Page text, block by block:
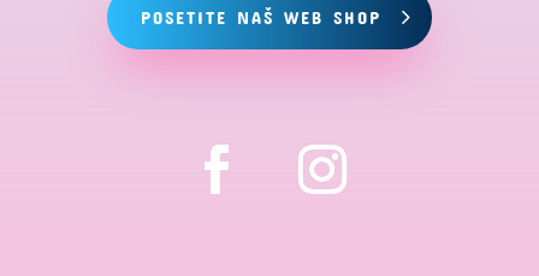
POSETITE NAŠ WEB SHOP